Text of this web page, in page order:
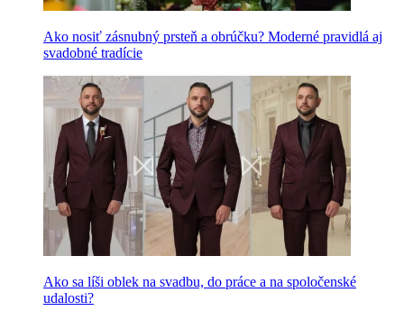
Ako nosiť zásnubný prsteň a obrúčku? Moderné pravidlá aj
svadobné tradície
Ako sa líši oblek na svadbu, do práce a na spoločenské
udalosti?